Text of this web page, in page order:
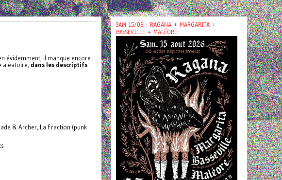
évidemment, il manque encore
aléatoire, dans les descriptifs
& Archer, La Fraction (punk
SAM 15/08 : RAGANA + MARGARITA +
BASSEVILLE + MALÉORE